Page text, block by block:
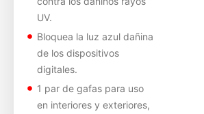
UV.
Bloquea la luz azul dañina
de los dispositivos
digitales.
1 par de gafas para uso
en interiores y exteriores,